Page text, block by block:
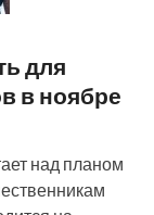
для
в ноябре
над планом